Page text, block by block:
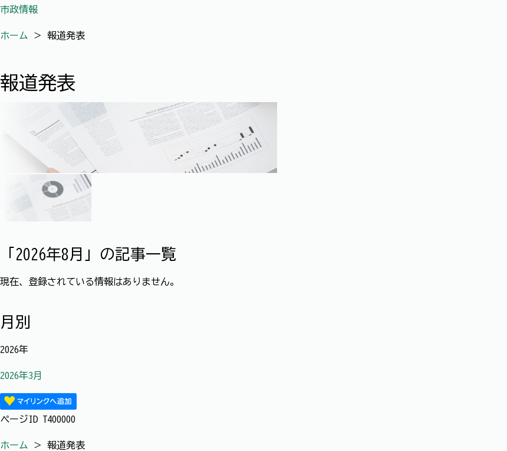
市政情報
ホーム ＞ 報道発表
報道発表
「2026年8月」の記事一覧
現在、登録されている情報はありません。
月別
2026年
2026年3月
ページID T400000
ホーム ＞ 報道発表